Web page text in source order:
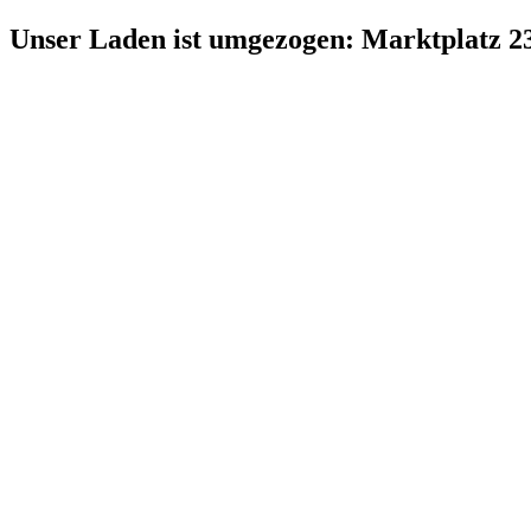
Zum
Inhalt
Unser Laden ist umgezogen: Marktplatz